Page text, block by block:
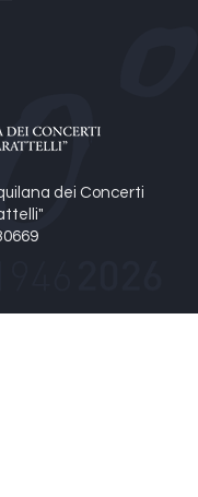
dei Concerti